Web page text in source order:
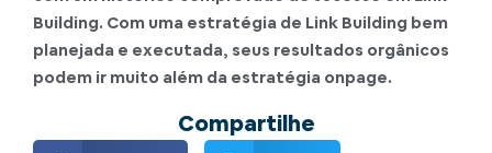
Building. Com uma estratégia de Link Building bem
planejada e executada, seus resultados orgânicos
podem ir muito além da estratégia onpage.
Compartilhe